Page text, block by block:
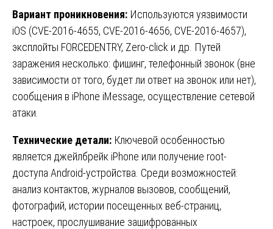
Вариант проникновения: Используются уязвимости
iOS (CVE-2016-4655, CVE-2016-4656, CVE-2016-4657),
эксплойты FORCEDENTRY, Zero-click и др. Путей
заражения несколько: фишинг, телефонный звонок (вне
зависимости от того, будет ли ответ на звонок или нет),
сообщения в iPhone iMessage, осуществление сетевой
атаки.
Технические детали: Ключевой особенностью
является джейлбрейк iPhone или получение root-
доступа Android-устройства. Среди возможностей:
анализ контактов, журналов вызовов, сообщений,
фотографий, истории посещенных веб-страниц,
настроек, прослушивание зашифрованных